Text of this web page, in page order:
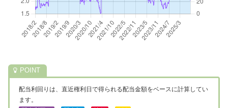
配当利回りは、直近権利日で得られる配当金額をベースに計算してい
ます。